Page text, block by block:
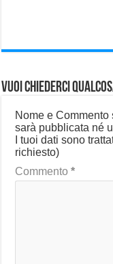
Vuoi chiederci
Nome e
sarà pubblicata né
I tuoi dati sono
richiesto)
Commento*